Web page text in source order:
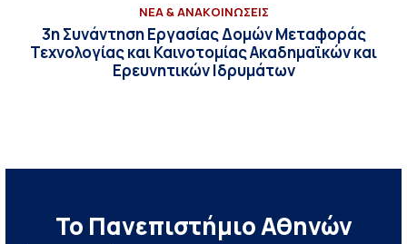
ΝΕΑ & ΑΝΑΚΟΙΝΩΣΕΙΣ
3η Συνάντηση Εργασίας Δομών Μεταφοράς
Τεχνολογίας και Καινοτομίας Ακαδημαϊκών και
Ερευνητικών Ιδρυμάτων
Το Πανεπιστήμιο Αθηνών